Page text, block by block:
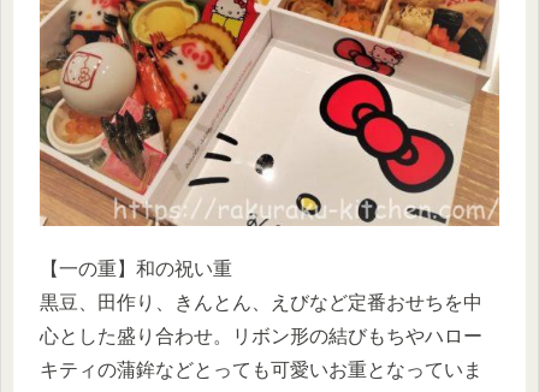
【一の重】和の祝い重
黒豆、田作り、きんとん、えびなど定番おせちを中
心とした盛り合わせ。リボン形の結びもちやハロー
キティの蒲鉾などとっても可愛いお重となっていま